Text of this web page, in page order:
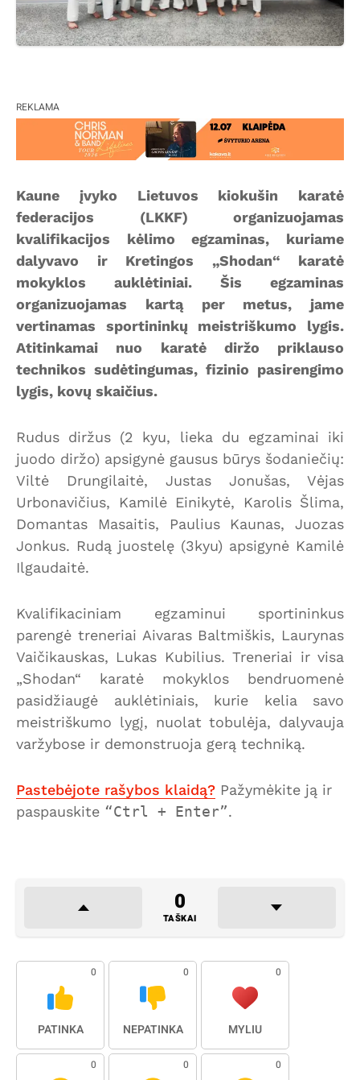
REKLAMA
Kaune įvyko Lietuvos kiokušin karatė
federacijos (LKKF) organizuojamas
kvalifikacijos kėlimo egzaminas, kuriame
dalyvavo ir Kretingos „Shodan“ karatė
mokyklos auklėtiniai. Šis egzaminas
organizuojamas kartą per metus, jame
vertinamas sportininkų meistriškumo lygis.
Atitinkamai nuo karatė diržo priklauso
technikos sudėtingumas, fizinio pasirengimo
lygis, kovų skaičius.
Rudus diržus (2 kyu, lieka du egzaminai iki
juodo diržo) apsigynė gausus būrys šodaniečių:
Viltė Drungilaitė, Justas Jonušas, Vėjas
Urbonavičius, Kamilė Einikytė, Karolis Šlima,
Domantas Masaitis, Paulius Kaunas, Juozas
Jonkus. Rudą juostelę (3kyu) apsigynė Kamilė
Ilgaudaitė.
Kvalifikaciniam egzaminui sportininkus
parengė treneriai Aivaras Baltmiškis, Laurynas
Vaičikauskas, Lukas Kubilius. Treneriai ir visa
„Shodan“ karatė mokyklos bendruomenė
pasidžiaugė auklėtiniais, kurie kelia savo
meistriškumo lygį, nuolat tobulėja, dalyvauja
varžybose ir demonstruoja gerą techniką.
Pastebėjote rašybos klaidą? Pažymėkite ją ir
paspauskite
Ctrl + Enter .
0
TAŠKAI
0
PATINKA
0
NEPATINKA
0
MYLIU
0 0 0